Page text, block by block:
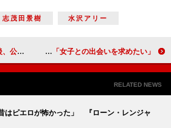
志茂田景樹 水沢アリー
ります！」 キンコン梶原、プロゴルファー狙うも“体重増加”に挫折 はんにゃ川島は「女子との出会いを求めたい」
RELATED NEWS
はピエロが怖かった」 『ローン・レンジャ